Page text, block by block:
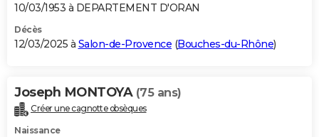
10/03/1953 à DEPARTEMENT D'ORAN
Décès
12/03/2025 à Salon-de-Provence (Bouches-du-Rhône)
Joseph MONTOYA (75 ans)
Créer une cagnotte obsèques
Naissance